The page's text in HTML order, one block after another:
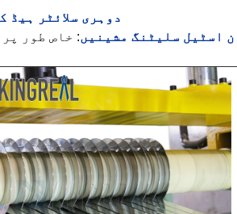
دوہری سلائٹر ہیڈ
اسٹیل سلیٹنگ مشینیں: خاص طور